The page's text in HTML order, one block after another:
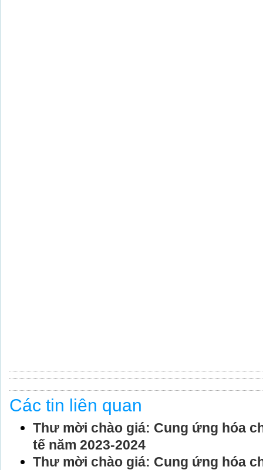
Các tin liên quan
Thư mời chào giá: Cung ứng hóa
tế năm 2023-2024
Thư mời chào giá: Cung ứng hóa